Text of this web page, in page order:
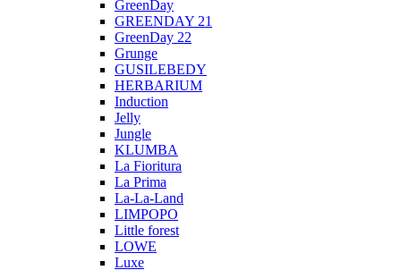
GreenDay
GREENDAY 21
GreenDay 22
Grunge
GUSILEBEDY
HERBARIUM
Induction
Jelly
Jungle
KLUMBA
La Fioritura
La Prima
La-La-Land
LIMPOPO
Little forest
LOWE
Luxe